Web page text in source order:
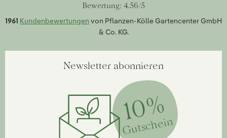
Bewertung: 4.56/5
1961 Kundenbewertungen von Pflanzen-Kölle Gartencenter GmbH
& Co. KG.
Newsletter abonnieren
10%
Gutschein